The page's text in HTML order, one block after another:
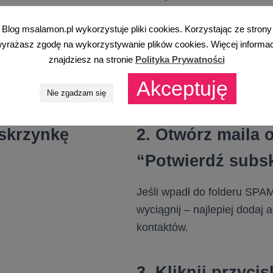
o
tylko 3 kroki
⬇
2. Otwórz maila
“Potwierdź
Jeśli wpadł do folderu
wyciągnij – najlepiej dodaj
kontaktów.
Blog msalamon.pl wykorzystuje pliki cookies. Korzystając ze strony
zgodę na wykorzystywanie plików cookies. Więcej
znajdziesz na stronie Polityka Prywatności
Nie zgadzam się Akceptuję